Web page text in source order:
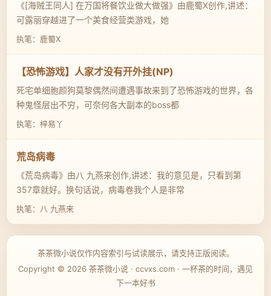
《[海贼王同人] 在万国将餐饮业做大做强》由鹿蜀X创作,讲述：
可露丽穿越进了一个美食经营类游戏，她
执笔：鹿蜀X
【恐怖游戏】人家才没有开外挂(NP)
死宅单细胞颜狗莫黎偶然间遭遇事故来到了恐怖游戏的世界，各
种鬼怪层出不穷，可奈何各大副本的boss都
执笔：梓易丫
荒岛病毒
《荒岛病毒》由八 九燕来创作,讲述：我的意见是，只看到第
357章就好。换句话说，病毒卷我个人是非常
执笔：八 九燕来
茶茶微小说仅作内容索引与试读展示，请支持正版阅读。
Copyright © 2026 茶茶微小说 · ccvxs.com · 一杯茶的时间，遇见
下一本好书